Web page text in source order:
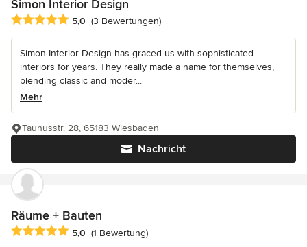
Simon Interior Design
Durchschnittliche Bewertung: 5 von 5 Sternen
5,0 (3 Bewertungen)
Simon Interior Design has graced us with sophisticated
interiors for years. They really made a name for themselves,
blending classic and moder...
Mehr
Nachricht
Taunusstr. 28, 65183 Wiesbaden
Räume + Bauten
Durchschnittliche Bewertung: 5 von 5 Sternen
5,0 (1 Bewertung)